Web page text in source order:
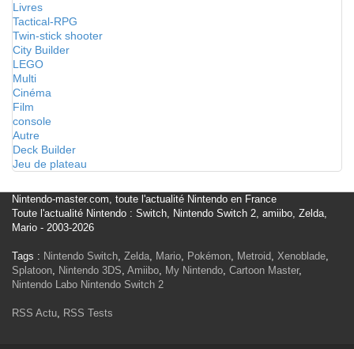
Livres
Tactical-RPG
Twin-stick shooter
City Builder
LEGO
Multi
Cinéma
Film
console
Autre
Deck Builder
Jeu de plateau
Nintendo-master.com, toute l'actualité Nintendo en France
Toute l'actualité Nintendo : Switch, Nintendo Switch 2, amiibo, Zelda,
Mario - 2003-2026
Tags : Nintendo Switch, Zelda, Mario, Pokémon, Metroid, Xenoblade,
Splatoon, Nintendo 3DS, Amiibo, My Nintendo, Cartoon Master,
Nintendo Labo Nintendo Switch 2
RSS Actu, RSS Tests